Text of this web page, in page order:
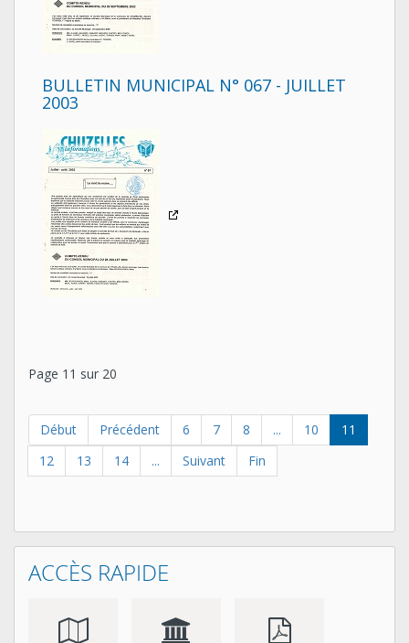
BULLETIN MUNICIPAL N° 067 - JUILLET
2003
Page 11 sur 20
Début Précédent 6 7 8 ... 10
11
12
13 14 ... Suivant Fin
ACCÈS RAPIDE